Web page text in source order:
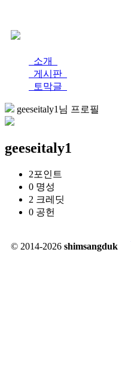
소개
게시판
토막글
geeseitaly1님 프로필
geeseitaly1
2포인트
0 명성
2 크레딧
0 공헌
© 2014-2026 shimsangduk